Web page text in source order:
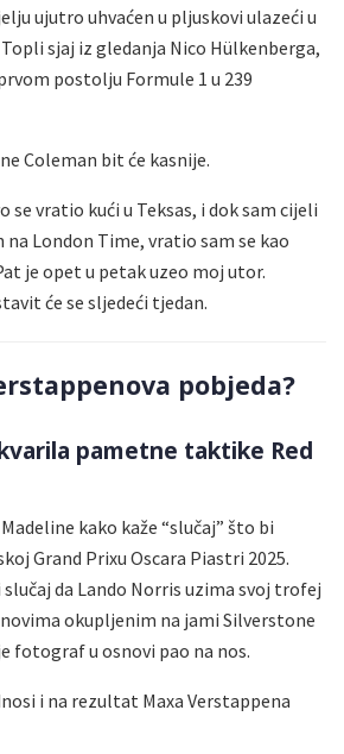
ujutro uhvaćen u pljuskovi ulazeći u
sjaj iz gledanja Nico Hülkenberga,
postolju Formule 1 u 239
Coleman bit će kasnije.
se vratio kući u Teksas, i dok sam cijeli
London Time, vratio sam se kao
je opet u petak uzeo moj utor.
će se sljedeći tjedan.
pobjeda?
pametne taktike Red
kako kaže “slučaj” što bi
Grand Prixu Oscara Piastri 2025.
da Lando Norris uzima svoj trofej
okupljenim na jami Silverstone
fotograf u osnovi pao na nos.
i na rezultat Maxa Verstappena